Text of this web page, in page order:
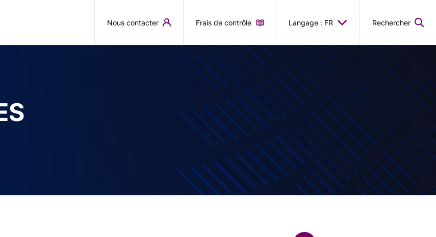
Nous contacter Frais de contrôle Langage : FR Rechercher